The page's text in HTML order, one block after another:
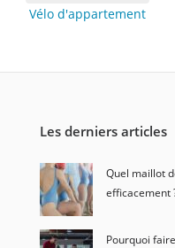
Vélo d'appartement
Les derniers articles
Quel maillot
efficacement
Pourquoi